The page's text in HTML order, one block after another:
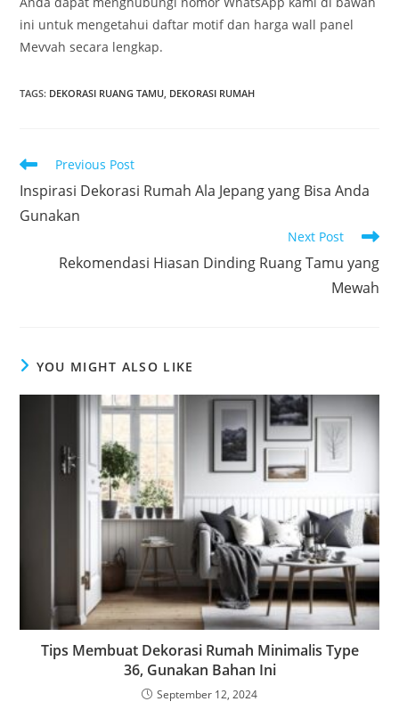
ini untuk mengetahui daftar motif dan harga wall panel
Mevvah secara lengkap.
TAGS: DEKORASI RUANG TAMU, DEKORASI RUMAH
Read
articles
Previous Post
Inspirasi Dekorasi Rumah Ala Jepang yang Bisa Anda
Gunakan
Next Post
Rekomendasi Hiasan Dinding Ruang Tamu yang
Mewah
YOU MIGHT ALSO LIKE
Tips Membuat Dekorasi Rumah Minimalis Type
36, Gunakan Bahan Ini
September 12, 2024